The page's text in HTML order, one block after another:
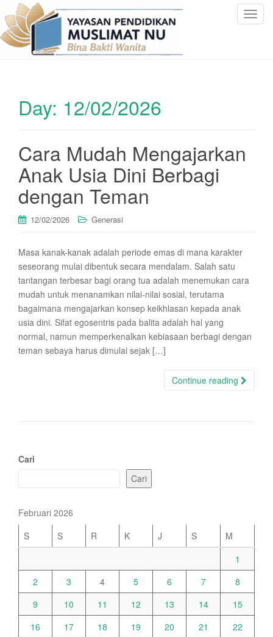
T
Day: 12/02/2026
Cara Mudah Mengajarkan
Anak Usia Dini Berbagi
dengan Teman
12/02/2026 Generasi
Masa kanak-kanak adalah periode emas di mana karakter
seseorang mulai dibentuk secara mendalam. Salah satu
tantangan terbesar bagi orang tua adalah menemukan cara
mudah untuk menanamkan nilai-nilai sosial, terutama
bagaimana mengajarkan konsep keikhlasan kepada anak
usia dini. Sifat egosentris pada balita adalah hal yang
normal, namun memperkenalkan kebiasaan berbagi dengan
teman sebaya harus dimulai sejak […]
Continue reading
Cari
Cari
Februari 2026
S
S R K J S
M
1
2
3 4 5 6 7
8
9
10 11 12 13 14
15
16
17 18 19 20 21
22